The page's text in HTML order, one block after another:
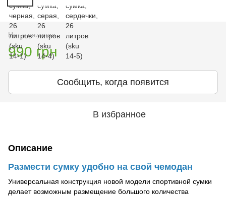
Нет в наличии
990 грн
Сообщить, когда появится
В избранное
Описание
Размести сумку удобно на свой чемодан
Универсальная конструкция новой модели спортивной сумки
делает возможным размещение большого количества